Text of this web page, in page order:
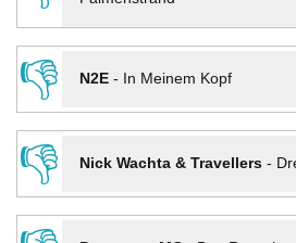
👎
N2E- In Meinem Kopf
👎
Nick Wachta & Travellers-